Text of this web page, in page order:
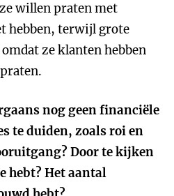
willen praten met
hebben, terwijl grote
ze klanten hebben
nog geen financiële
te duiden, zoals roi en
Door te kijken
hebt? Het aantal